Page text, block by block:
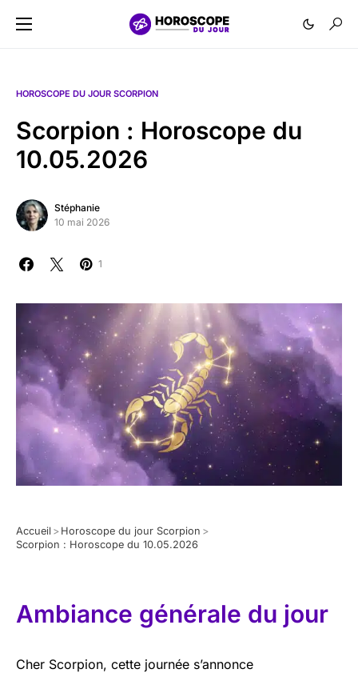
HOROSCOPE DU JOUR SCORPION
Scorpion : Horoscope du
10.05.2026
Stéphanie
10 mai 2026
1
Accueil > Horoscope du jour Scorpion >
Scorpion : Horoscope du 10.05.2026
Ambiance générale du jour
Cher Scorpion, cette journée s’annonce